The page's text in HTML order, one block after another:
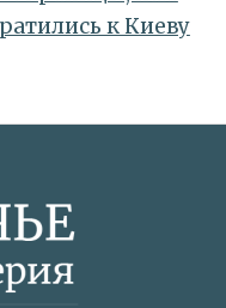
к Киеву